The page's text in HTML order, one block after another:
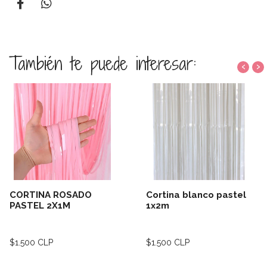
También te puede interesar:
CORTINA ROSADO
PASTEL 2X1M
$1.500 CLP
Cortina blanco pastel
1x2m
$1.500 CLP
‹ ›